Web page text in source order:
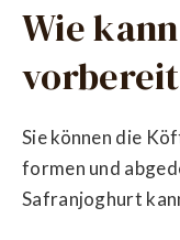
Wie
Sie können die
formen und
Safranjoghurt